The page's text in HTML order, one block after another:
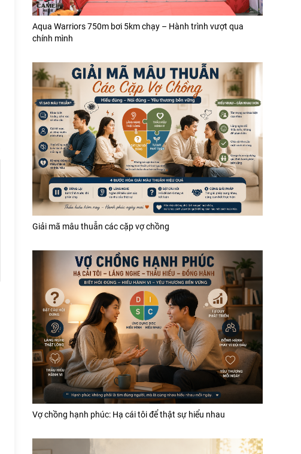
Aqua Warriors 750m bơi 5km chạy – Hành trình vượt qua
chính mình
Giải mã mâu thuẫn các cặp vợ chồng
Vợ chồng hạnh phúc: Hạ cái tôi để thật sự hiểu nhau